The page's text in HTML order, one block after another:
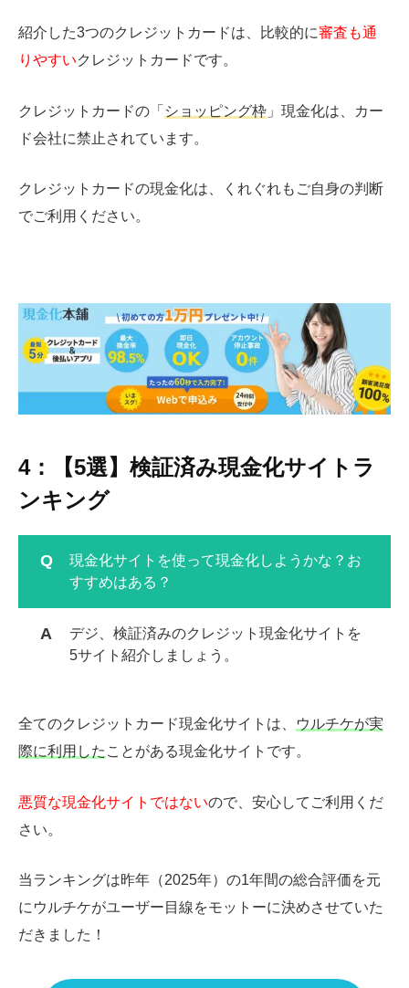
紹介した3つのクレジットカードは、比較的に審査も通
りやすいクレジットカードです。
クレジットカードの「 ショッピング枠 」現金化は、カー
ド会社に禁止されています。
クレジットカードの現金化は、くれぐれもご自身の判断
でご利用ください。
4：【5選】検証済み現金化サイトラ
ンキング
現金化サイトを使って現金化しようかな？お
すすめはある？
デジ、検証済みのクレジット現金化サイトを
5サイト紹介しましょう。
全てのクレジットカード現金化サイトは、
ウルチケが実
際に利用した ことがある現金化サイトです。
悪質な現金化サイトではないので、安心してご利用くだ
さい。
当ランキングは昨年（2025年）の1年間の総合評価を元
にウルチケがユーザー目線をモットーに決めさせていた
だきました！